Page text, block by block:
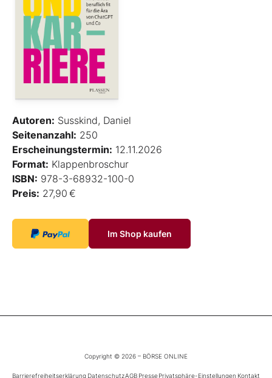
Autoren: Susskind, Daniel
Seitenanzahl: 250
Erscheinungstermin: 12.11.2026
Format: Klappenbroschur
ISBN: 978-3-68932-100-0
Preis: 27,90 €
Im Shop kaufen
Copyright © 2026 – BÖRSE ONLINE
Barrierefreiheitserklärung DatenschutzAGB PressePrivatsphäre-Einstellungen Kontakt